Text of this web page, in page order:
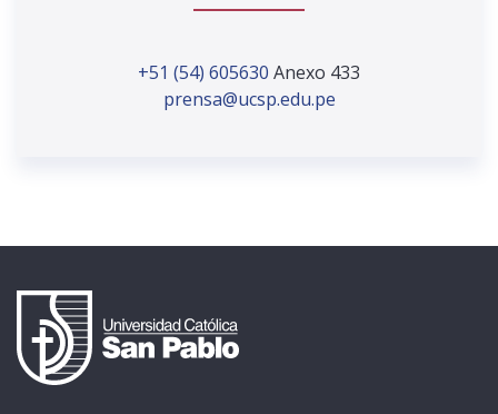
+51 (54) 605630 Anexo 433
prensa@ucsp.edu.pe